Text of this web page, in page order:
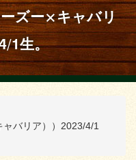
ズー×キャバリ
1生。
バリア））2023/4/1